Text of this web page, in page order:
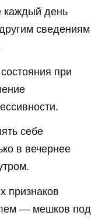
каждый день
сведениям
при
себе
в вечернее
признаков
— мешков под